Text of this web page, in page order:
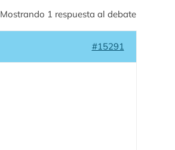
Mostrando 1 respuesta al debate
#15291